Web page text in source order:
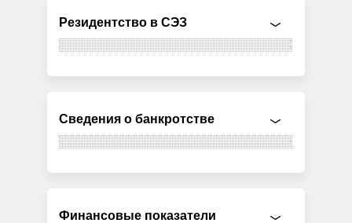
Резидентство в СЭЗ
Сведения о банкротстве
Финансовые показатели